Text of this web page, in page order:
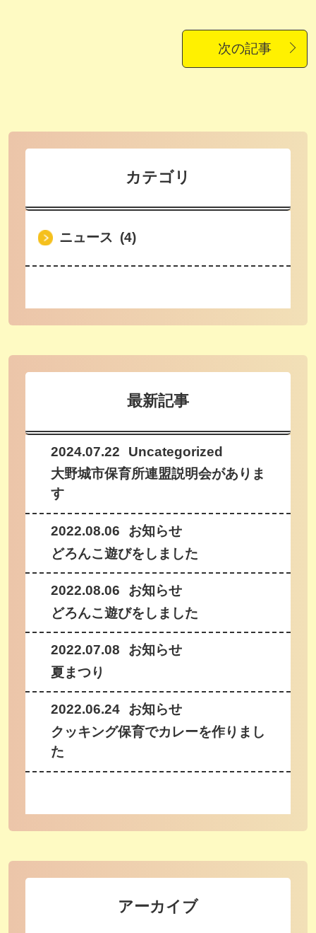
次の記事
カテゴリ
ニュース (4)
最新記事
2024.07.22
Uncategorized
大野城市保育所連盟説明会がありま
す
2022.08.06
お知らせ
どろんこ遊びをしました
2022.08.06
お知らせ
どろんこ遊びをしました
2022.07.08
お知らせ
夏まつり
2022.06.24
お知らせ
クッキング保育でカレーを作りまし
た
アーカイブ